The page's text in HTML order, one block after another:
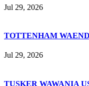
Jul 29, 2026
TOTTENHAM
Jul 29, 2026
TUSKER WAWANIA